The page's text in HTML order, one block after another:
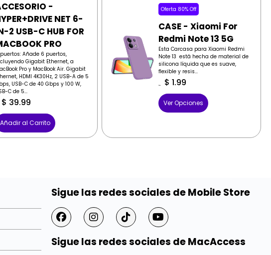
-
NET 6-
2 USB-C HUB FOR
PRO
Añade 6 puertos,
Gigabit Ethernet, a
Pro y MacBook Air. Gigabit
HDMI 4K30Hz, 2 USB-A de 5
USB-C de 40 Gbps y 100 W,
C de 5...
$ 39.99
Añadir al Carrito
Oferta 80% Off
CASE - Xiaomi For
Redmi Note 13 5G
Esta Carcasa para Xiaomi Redmi
Note 13 está hecha de material de
silicona líquida que es suave,
flexible y resis...
$ 1.99
Ver Opciones
Sigue las redes sociales de Mobile Store
Sigue las redes sociales de MacAccess